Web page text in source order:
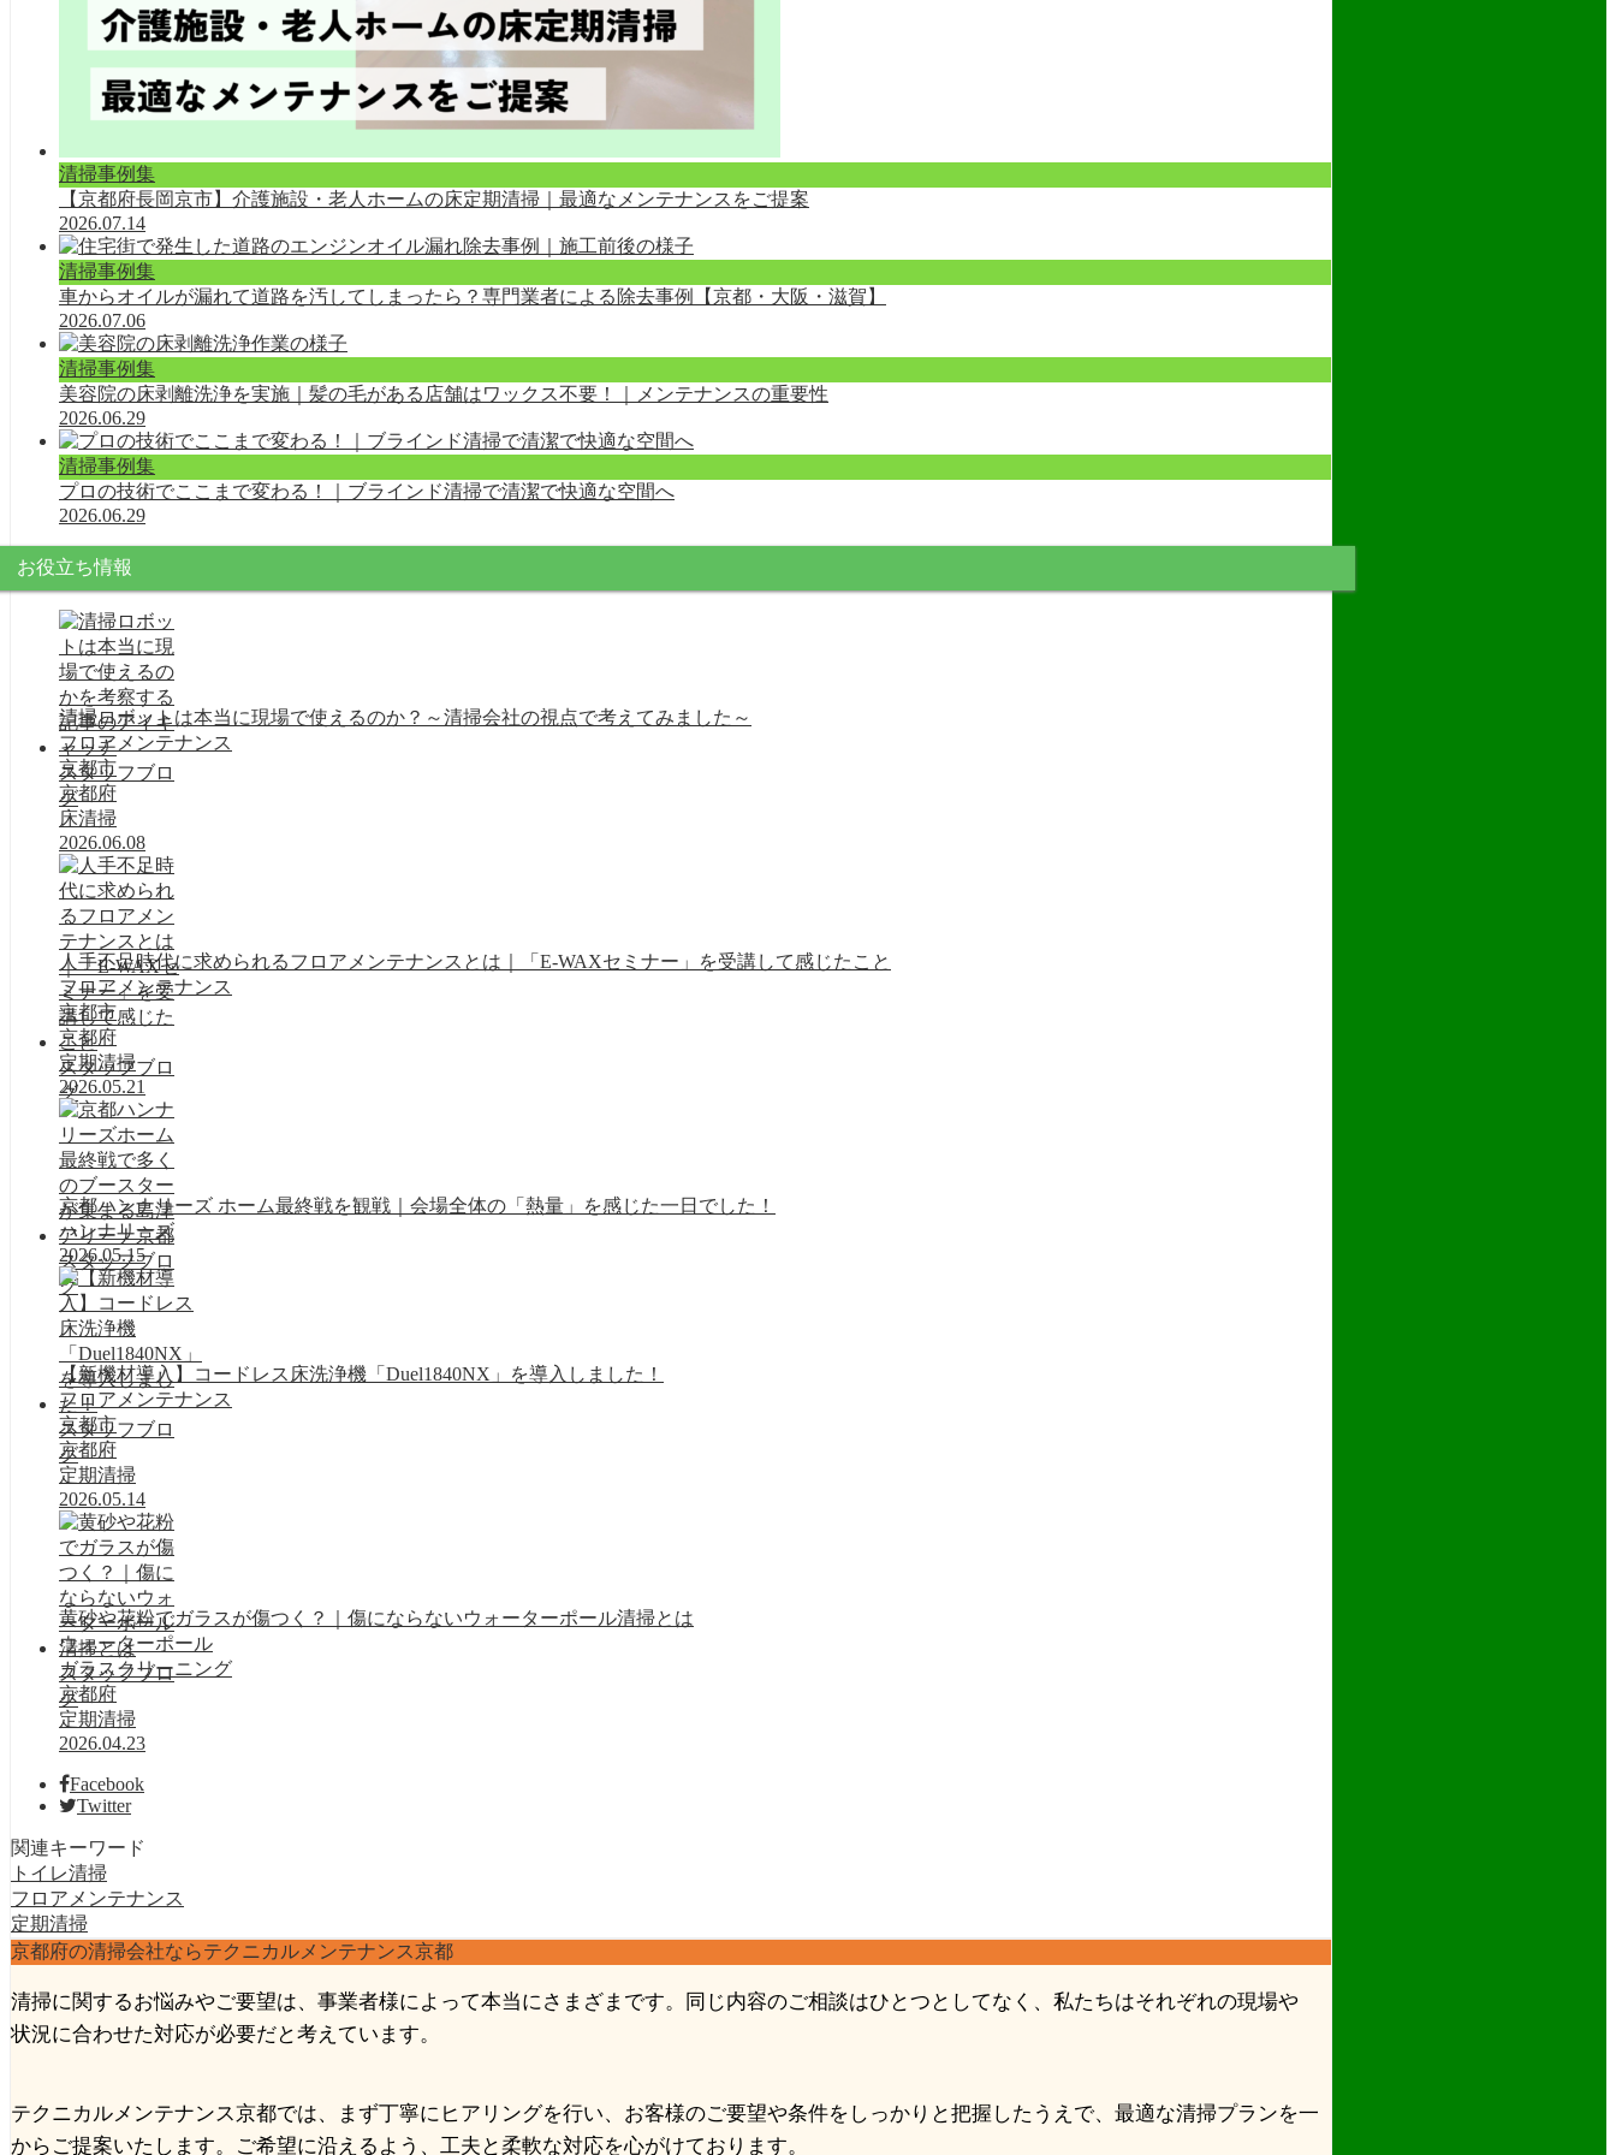
清掃事例集
【京都府長岡京市】介護施設・老人ホームの床定期清掃｜最適なメンテナンスをご提案
2026.07.14
清掃事例集
車からオイルが漏れて道路を汚してしまったら？専門業者による除去事例【京都・大阪・滋賀】
2026.07.06
清掃事例集
美容院の床剥離洗浄を実施｜髪の毛がある店舗はワックス不要！｜メンテナンスの重要性
2026.06.29
清掃事例集
プロの技術でここまで変わる！｜ブラインド清掃で清潔で快適な空間へ
2026.06.29
お役立ち情報
スタッフブロ
グ
清掃ロボットは本当に現場で使えるのか？～清掃会社の視点で考えてみました～
フロアメンテナンス
京都市
京都府
床清掃
2026.06.08
スタッフブロ
グ
人手不足時代に求められるフロアメンテナンスとは｜「E-WAXセミナー」を受講して感じたこと
フロアメンテナンス
京都市
京都府
定期清掃
2026.05.21
スタッフブロ
グ
京都ハンナリーズ ホーム最終戦を観戦｜会場全体の「熱量」を感じた一日でした！
ハンナリーズ
2026.05.15
スタッフブロ
グ
【新機材導入】コードレス床洗浄機「Duel1840NX」を導入しました！
フロアメンテナンス
京都市
京都府
定期清掃
2026.05.14
スタッフブロ
グ
黄砂や花粉でガラスが傷つく？｜傷にならないウォーターポール清掃とは
ウォーターポール
ガラスクリーニング
京都府
定期清掃
2026.04.23
Facebook
Twitter
関連キーワード
トイレ清掃
フロアメンテナンス
定期清掃
京都府の清掃会社ならテクニカルメンテナンス京都
清掃に関するお悩みやご要望は、事業者様によって本当にさまざまです。同じ内容のご相談はひとつとしてなく、私たちはそれぞれの現場や
状況に合わせた対応が必要だと考えています。
テクニカルメンテナンス京都では、まず丁寧にヒアリングを行い、お客様のご要望や条件をしっかりと把握したうえで、最適な清掃プランを一
からご提案いたします。ご希望に沿えるよう、工夫と柔軟な対応を心がけております。